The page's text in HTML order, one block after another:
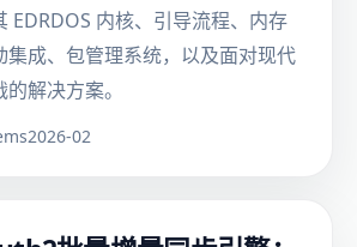
EDRDOS 内核、引导流程、内存
集成、包管理系统，以及面对现代
解决方案。
2026-02